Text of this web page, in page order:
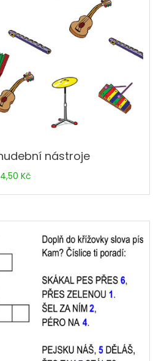
nástroje
4,50Kč